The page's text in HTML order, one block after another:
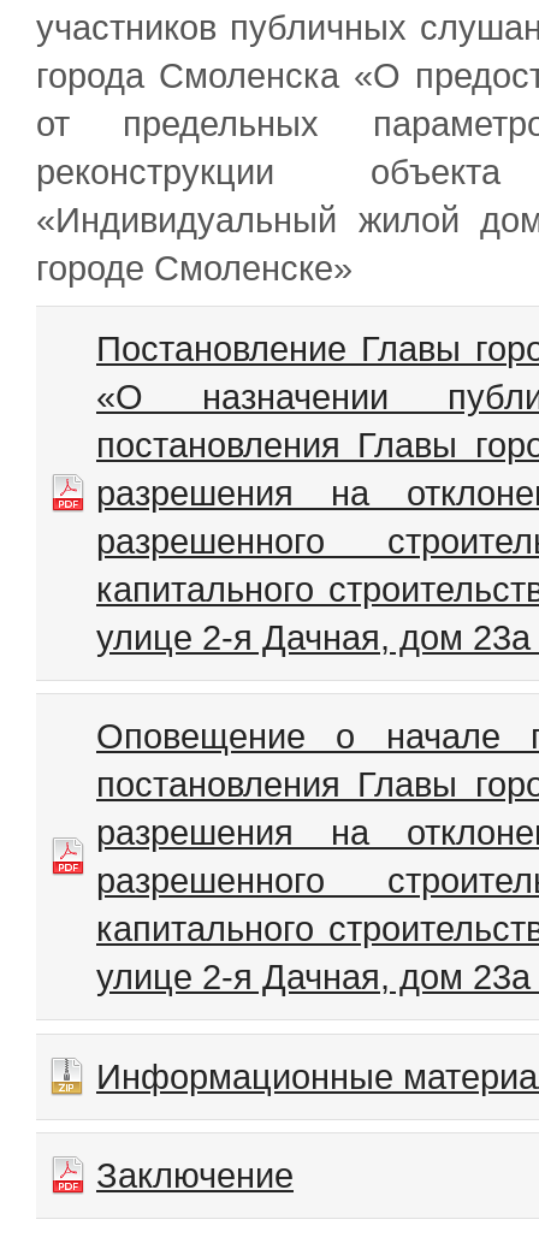
участников публичных
города Смоленска «О
от предельных
реконструкции
«Индивидуальный жилой
городе Смоленске»
Постановление Главы
«О назначении
постановления Главы
разрешения на
разрешенного
капитального
улице 2-я Дачная, дом
Оповещение о начале
постановления Главы
разрешения на
разрешенного
капитального
улице 2-я Дачная, дом
Информационные
Заключение